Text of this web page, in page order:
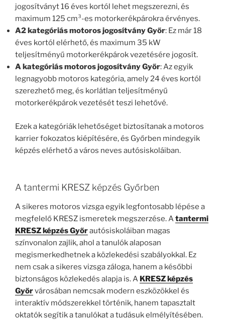
jogosítványt 16 éves kortól lehet megszerezni, és
maximum 125 cm³-es motorkerékpárokra érvényes.
A2 kategóriás motoros jogosítvány Győr: Ez már 18
éves kortól elérhető, és maximum 35 kW
teljesítményű motorkerékpárok vezetésére jogosít.
A kategóriás motoros jogosítvány Győr: Az egyik
legnagyobb motoros kategória, amely 24 éves kortól
szerezhető meg, és korlátlan teljesítményű
motorkerékpárok vezetését teszi lehetővé.
Ezek a kategóriák lehetőséget biztosítanak a motoros
karrier fokozatos kiépítésére, és Győrben mindegyik
képzés elérhető a város neves autósiskoláiban.
A tantermi KRESZ képzés Győrben
A sikeres motoros vizsga egyik legfontosabb lépése a
megfelelő KRESZ ismeretek megszerzése. Atantermi
KRESZ képzés Győrautósiskoláiban magas
színvonalon zajlik, ahol a tanulók alaposan
megismerkedhetnek a közlekedési szabályokkal. Ez
nem csak a sikeres vizsga záloga, hanem a későbbi
biztonságos közlekedés alapja is. A KRESZ képzés
Győrvárosában nemcsak modern eszközökkel és
interaktív módszerekkel történik, hanem tapasztalt
oktatók segítik a tanulókat a tudásuk elmélyítésében.